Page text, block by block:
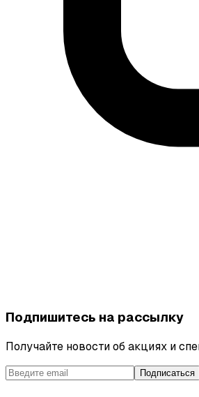
Подпишитесь на рассылку
Получайте новости об акциях и
Подписаться